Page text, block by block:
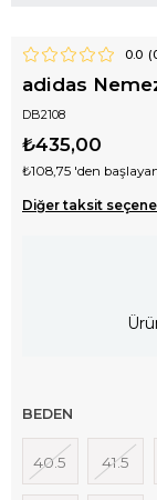
0.0 (
adidas
DB2108
₺435,00
₺108,75 'den
Diğer taksit
BEDEN
40.5 41.5